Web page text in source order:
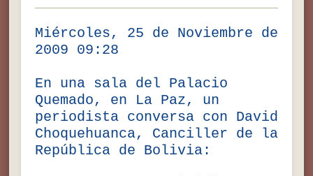
Miércoles, 25 de Noviembre de
2009 09:28
En una sala del Palacio
Quemado, en La Paz, un
periodista conversa con David
Choquehuanca, Canciller de la
República de Bolivia: